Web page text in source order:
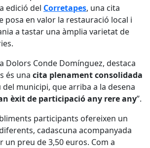
edició del Corretapes, una cita
posa en valor la restauració local i
a tastar una àmplia varietat de
Dolors Conde Domínguez, destaca
és una cita plenament consolidada
municipi, que arriba a la desena
èxit de participació any rere any”.
participants ofereixen un
cadascuna acompanyada
un preu de 3,50 euros. Com a